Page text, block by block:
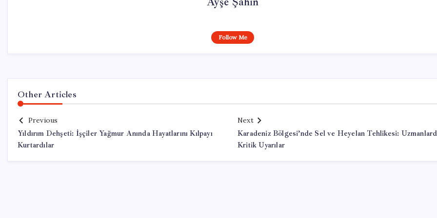
Follow Me
Other Articles
Previous
Yıldırım Dehşeti: İşçiler Yağmur Anında Hayatlarını Kılpayı
Kurtardılar
Next
Karadeniz Bölgesi’nde Sel ve Heyelan Tehlikesi:
Kritik Uyarılar